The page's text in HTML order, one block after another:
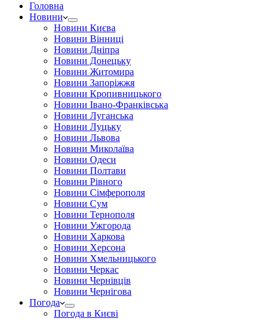
Головна
Новини
Новини Києва
Новини Вінниці
Новини Дніпра
Новини Донецьку
Новини Житомира
Новини Запоріжжя
Новини Кропивницького
Новини Івано-Франківська
Новини Луганська
Новини Луцьку
Новини Львова
Новини Миколаїва
Новини Одеси
Новини Полтави
Новини Рівного
Новини Сімферополя
Новини Сум
Новини Тернополя
Новини Ужгорода
Новини Харкова
Новини Херсона
Новини Хмельницького
Новини Черкас
Новини Чернівців
Новини Чернігова
Погода
Погода в Києві